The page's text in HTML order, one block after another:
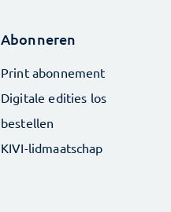
Abonneren
Print abonnement
Digitale edities los
bestellen
KIVI-lidmaatschap